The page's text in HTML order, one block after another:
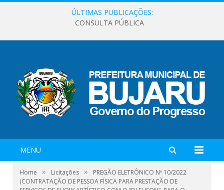
ÚLTIMAS PUBLICAÇÕES:
CONSULTA PÚBLICA
MENU
Home » Licitações »
PREGÃO ELETRÔNICO Nº 10/2022
(CONTRATAÇÃO DE PESSOA FÍSICA PARA PRESTAÇÃO DE